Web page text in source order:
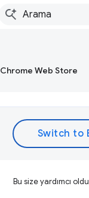
Chrome Web Store
Bu size yardımcı